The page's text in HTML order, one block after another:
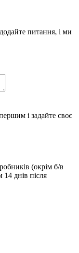
питання, і ми
і задайте своє
(окрім б/в
днів після